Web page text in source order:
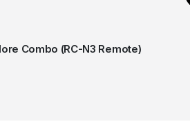
Combo (RC-N3 Remote)